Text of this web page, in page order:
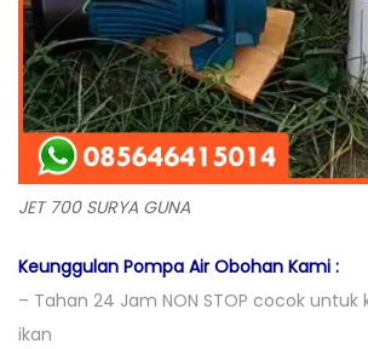
JET 700 SURYA GUNA
Keunggulan Pompa Air Obohan Kami :
– Tahan 24 Jam NON STOP cocok untuk
ikan